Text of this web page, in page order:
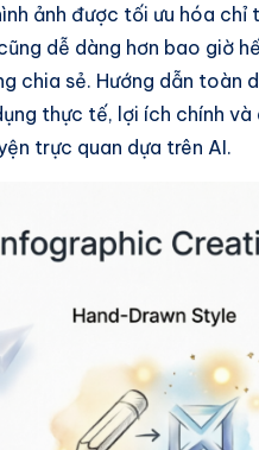
ảnh được tối ưu hóa
dễ dàng hơn bao giờ
chia sẻ. Hướng dẫn toàn
thực tế, lợi ích chính
trực quan dựa trên AI.